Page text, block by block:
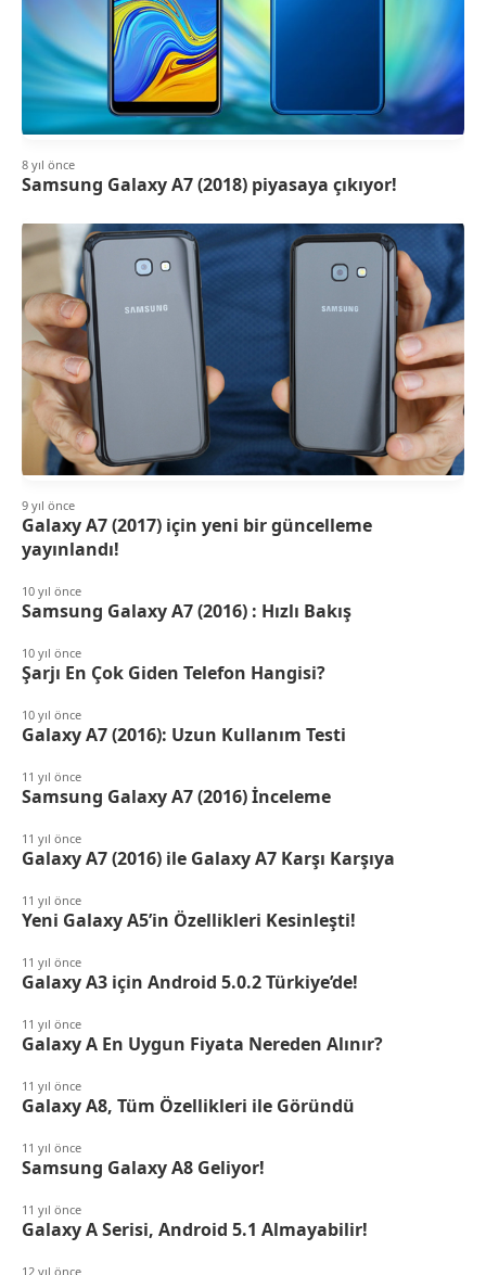
8 yıl önce
Samsung Galaxy A7 (2018) piyasaya çıkıyor!
9 yıl önce
Galaxy A7 (2017) için yeni bir güncelleme
yayınlandı!
10 yıl önce
Samsung Galaxy A7 (2016) : Hızlı Bakış
10 yıl önce
Şarjı En Çok Giden Telefon Hangisi?
10 yıl önce
Galaxy A7 (2016): Uzun Kullanım Testi
11 yıl önce
Samsung Galaxy A7 (2016) İnceleme
11 yıl önce
Galaxy A7 (2016) ile Galaxy A7 Karşı Karşıya
11 yıl önce
Yeni Galaxy A5’in Özellikleri Kesinleşti!
11 yıl önce
Galaxy A3 için Android 5.0.2 Türkiye’de!
11 yıl önce
Galaxy A En Uygun Fiyata Nereden Alınır?
11 yıl önce
Galaxy A8, Tüm Özellikleri ile Göründü
11 yıl önce
Samsung Galaxy A8 Geliyor!
11 yıl önce
Galaxy A Serisi, Android 5.1 Almayabilir!
12 yıl önce